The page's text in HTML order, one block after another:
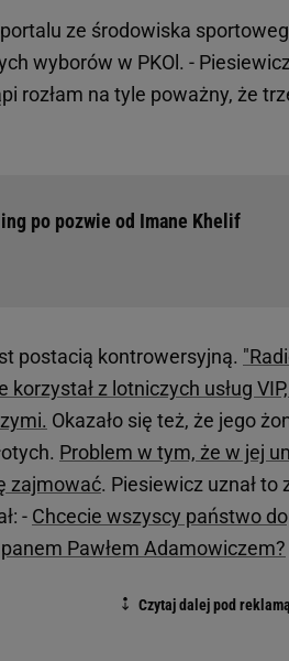
ze środowiska
wyborów w PKOl. -
rozłam na tyle poważny, że
po pozwie od Imane Khelif
postacią kontrowersyjną.
korzystał z lotniczych usług
Okazało się też, że jego
Problem w tym, że w jej
zajmować. Piesiewicz uznał to
- Chcecie wszyscy państwo
Pawłem Adamowiczem?